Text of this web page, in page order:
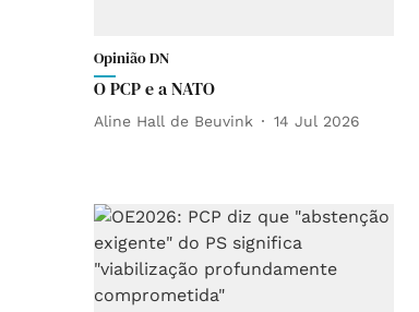
Opinião DN
O PCP e a NATO
Aline Hall de Beuvink 14 Jul 2026